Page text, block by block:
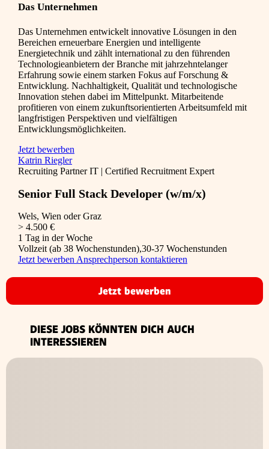
Das Unternehmen
Das Unternehmen entwickelt innovative Lösungen in den
Bereichen erneuerbare Energien und intelligente
Energietechnik und zählt international zu den führenden
Technologieanbietern der Branche mit jahrzehntelanger
Erfahrung sowie einem starken Fokus auf Forschung &
Entwicklung. Nachhaltigkeit, Qualität und technologische
Innovation stehen dabei im Mittelpunkt. Mitarbeitende
profitieren von einem zukunftsorientierten Arbeitsumfeld mit
langfristigen Perspektiven und vielfältigen
Entwicklungsmöglichkeiten.
Jetzt bewerben
Katrin Riegler
Recruiting Partner IT | Certified Recruitment Expert
Senior Full Stack Developer (w/m/x)
Wels, Wien oder Graz
> 4.500 €
1 Tag in der Woche
Vollzeit (ab 38 Wochenstunden),30-37 Wochenstunden
Jetzt bewerben Ansprechperson kontaktieren
Jetzt bewerben
DIESE JOBS KÖNNTEN DICH AUCH
INTERESSIEREN